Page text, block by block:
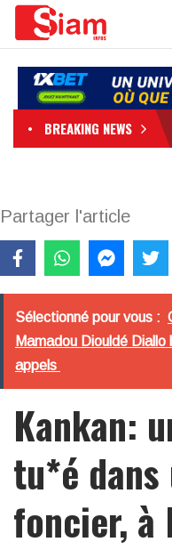
BREAKING NEWS
Partager l'article
Sélectionné pour vous :
Mamadou Diouldé
appels
Kankan:
tu*é
foncier, à